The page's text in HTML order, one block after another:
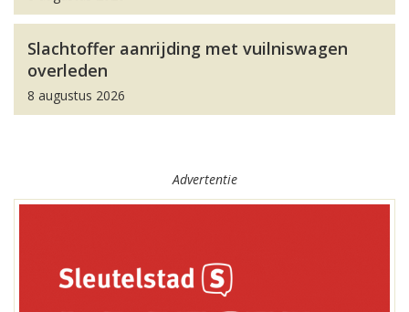
Slachtoffer aanrijding met vuilniswagen
overleden
8 augustus 2026
Advertentie